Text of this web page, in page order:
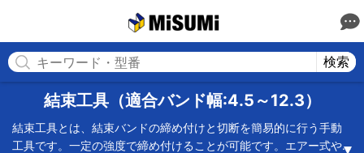
検索
結束工具（適合バンド幅:4.5～12.3）
結束工具とは、結束バンドの締め付けと切断を簡易的に行う手動
工具です。一定の強度で締め付けることが可能です。エアー式や